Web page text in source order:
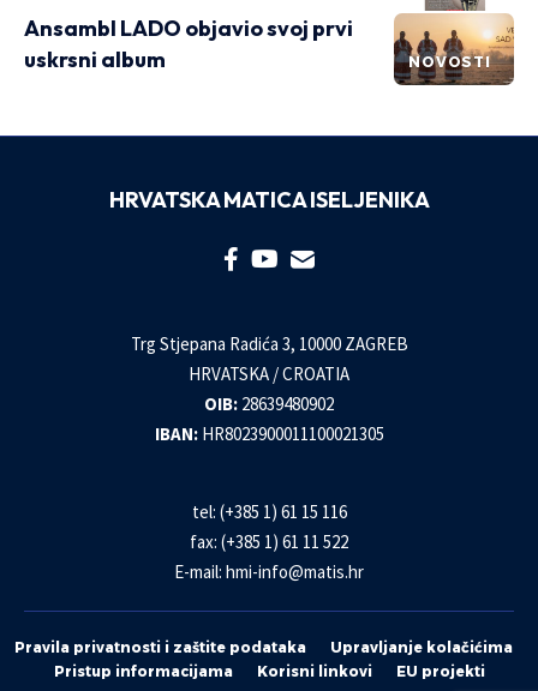
NOVOSTI
Ansambl LADO objavio svoj prvi
uskrsni album
HRVATSKA MATICA ISELJENIKA
Trg Stjepana Radića 3, 10000 ZAGREB
HRVATSKA / CROATIA
OIB: 28639480902
IBAN: HR8023900011100021305
tel: (+385 1) 61 15 116
fax: (+385 1) 61 11 522
E-mail: hmi-info@matis.hr
Pravila privatnosti i zaštite podataka
Upravljanje kolačićima
Pristup informacijama
Korisni linkovi EU projekti